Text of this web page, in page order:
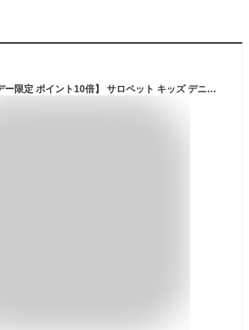
【ブラックフライデー限定 ポイント10倍】 サロペット キッズ デニム 子供 パンツ 男の子 女の子 オーバーオール オールインワン デニムパンツ 子供服 ユニセックス かわいい おしゃれ ゆったり カジュアル ジュニア 90 100 110 120 130 140 150